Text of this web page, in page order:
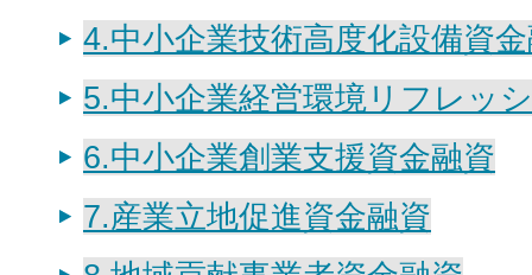
4.中小企業技術高度化設備資
5.中小企業経営環境リフレッ
6.中小企業創業支援資金融資
7.産業立地促進資金融資